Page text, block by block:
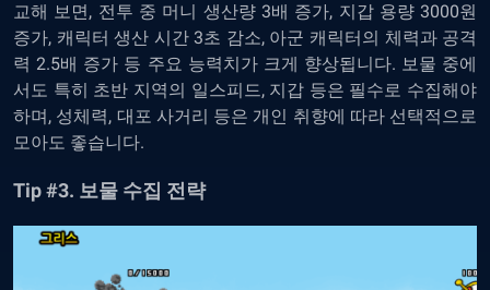
교해 보면, 전투 중 머니 생산량3배 증가, 지갑 용량3000원
증가, 캐릭터 생산 시간3초 감소, 아군 캐릭터의 체력과 공격
력 2.5배 증가 등 주요 능력치가 크게 향상됩니다. 보물 중에
서도 특히 초반 지역의 일스피드, 지갑 등은 필수로 수집해야
하며, 성체력, 대포 사거리 등은 개인 취향에 따라 선택적으로
모아도 좋습니다.
Tip #3. 보물 수집 전략